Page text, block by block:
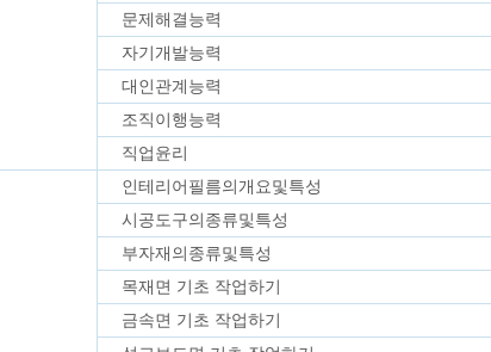
문제해결능력
자기개발능력
대인관계능력
조직이행능력
직업윤리
인테리어필름의개요및특성
시공도구의종류및특성
부자재의종류및특성
목재면 기초 작업하기
금속면 기초 작업하기